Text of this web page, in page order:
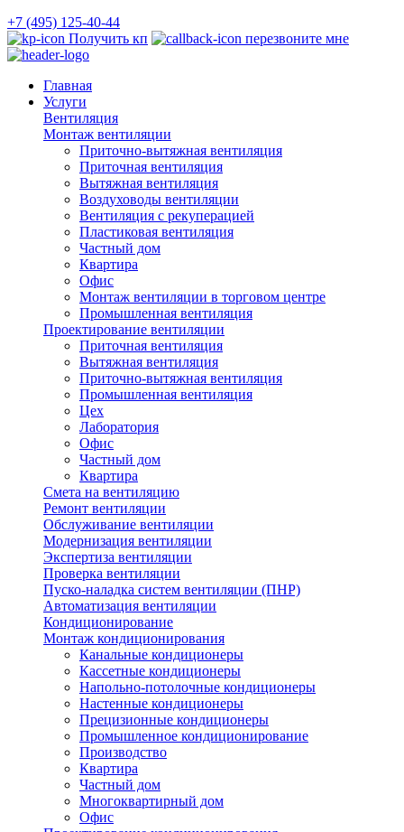
+7 (495) 125-40-44
Получить кп
перезвоните мне
Главная
Услуги
Вентиляция
Монтаж вентиляции
Приточно-вытяжная вентиляция
Приточная вентиляция
Вытяжная вентиляция
Воздуховоды вентиляции
Вентиляция с рекуперацией
Пластиковая вентиляция
Частный дом
Квартира
Офис
Монтаж вентиляции в торговом центре
Промышленная вентиляция
Проектирование вентиляции
Приточная вентиляция
Вытяжная вентиляция
Приточно-вытяжная вентиляция
Промышленная вентиляция
Цех
Лаборатория
Офис
Частный дом
Квартира
Смета на вентиляцию
Ремонт вентиляции
Обслуживание вентиляции
Модернизация вентиляции
Экспертиза вентиляции
Проверка вентиляции
Пуско-наладка систем вентиляции (ПНР)
Автоматизация вентиляции
Кондиционирование
Монтаж кондиционирования
Канальные кондиционеры
Кассетные кондиционеры
Напольно-потолочные кондиционеры
Настенные кондиционеры
Прецизионные кондиционеры
Промышленное кондиционирование
Производство
Квартира
Частный дом
Многоквартирный дом
Офис